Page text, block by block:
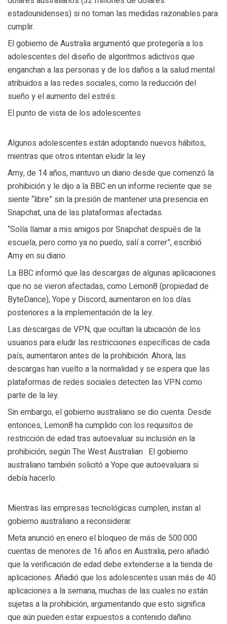
estadounidenses) si no toman las medidas razonables para
cumplir.
El gobierno de Australia argumentó que protegería a los
adolescentes del diseño de algoritmos adictivos que
enganchan a las personas y de los daños a la salud mental
atribuidos a las redes sociales, como la reducción del
sueño y el aumento del estrés.
El punto de vista de los adolescentes
Algunos adolescentes están adoptando nuevos hábitos,
mientras que otros intentan eludir la ley
Amy, de 14 años, mantuvo un diario desde que comenzó la
prohibición y le dijo a la BBC en un informe reciente que se
siente “libre” sin la presión de mantener una presencia en
Snapchat, una de las plataformas afectadas.
“Solía ​​​​llamar a mis amigos por Snapchat después de la
escuela, pero como ya no puedo, salí a correr”, escribió
Amy en su diario.
La BBC informó que las descargas de algunas aplicaciones
que no se vieron afectadas, como Lemon8 (propiedad de
ByteDance), Yope y Discord, aumentaron en los días
posteriores a la implementación de la ley.
Las descargas de VPN, que ocultan la ubicación de los
usuarios para eludir las restricciones específicas de cada
país, aumentaron antes de la prohibición. Ahora, las
descargas han vuelto a la normalidad y se espera que las
plataformas de redes sociales detecten las VPN como
parte de la ley.
Sin embargo, el gobierno australiano se dio cuenta. Desde
entonces, Lemon8 ha cumplido con los requisitos de
restricción de edad tras autoevaluar su inclusión en la
prohibición, según The West Australian . El gobierno
australiano también solicitó a Yope que autoevaluara si
debía hacerlo.
Mientras las empresas tecnológicas cumplen, instan al
gobierno australiano a reconsiderar.
Meta anunció en enero el bloqueo de más de 500.000
cuentas de menores de 16 años en Australia, pero añadió
que la verificación de edad debe extenderse a la tienda de
aplicaciones. Añadió que los adolescentes usan más de 40
aplicaciones a la semana, muchas de las cuales no están
sujetas a la prohibición, argumentando que esto significa
que aún pueden estar expuestos a contenido dañino.